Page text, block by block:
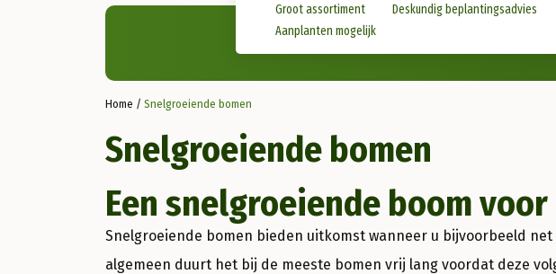
Groot assortiment Deskundig beplantingsadvies
Aanplanten mogelijk
Home / Snelgroeiende bomen
Snelgroeiende bomen
Een snelgroeiende boom
Snelgroeiende bomen bieden uitkomst wanneer u bijvoorbeeld
algemeen duurt het bij de meeste bomen vrij lang voordat deze